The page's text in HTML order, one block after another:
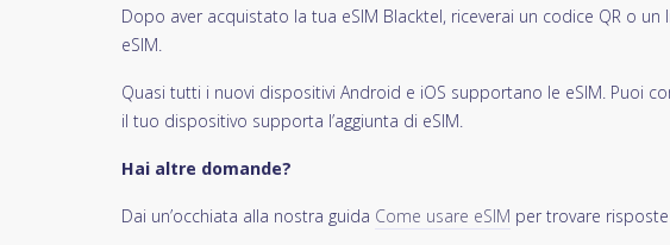
Dopo aver acquistato la tua eSIM Blacktel, riceverai un codice QR o
eSIM.
Quasi tutti i nuovi dispositivi Android e iOS supportano le eSIM. Puoi
il tuo dispositivo supporta l’aggiunta di eSIM.
Hai altre domande?
Dai un’occhiata alla nostra guida Come usare eSIM per trovare